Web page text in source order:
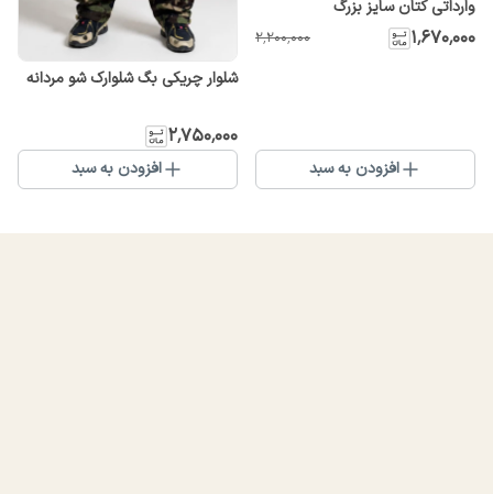
وارداتی کتان سایز بزرگ
۱٬۶۷۰٬۰۰۰ ۲٬۲۰۰٬۰۰۰
افزودن به سبد
شلوار چریکی بگ شلوارک شو مردانه
۲٬۷۵۰٬۰۰۰
افزودن به سبد